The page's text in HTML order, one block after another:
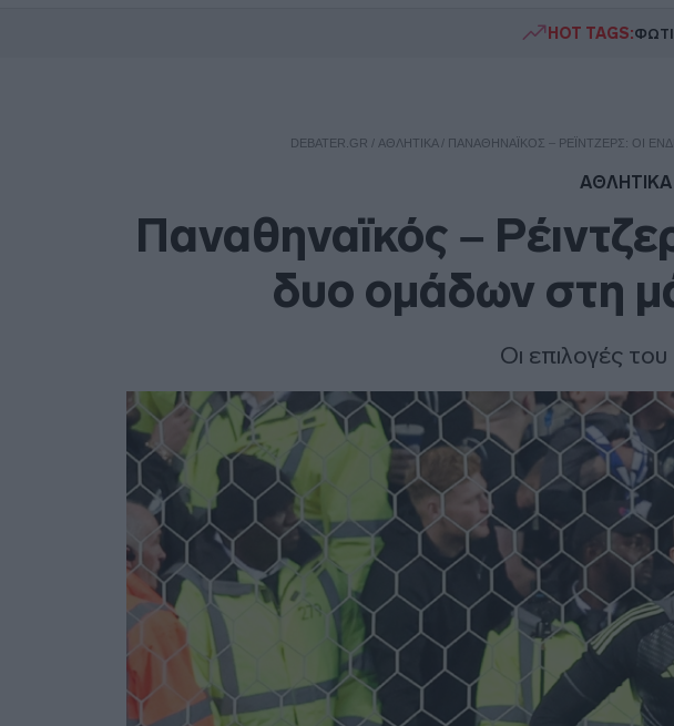
HOT TAGS:
DEBATER.GR / ΑΘΛΗΤΙΚΑ/ ΠΑΝΑΘΗΝΑΪΚΌΣ – ΡΈΙΝΤΖΕΡΣ: ΟΙ
ΑΘΛΗΤΙΚΑ
Παναθηναϊκός –
δυο ομάδων στη
Οι επιλογές του